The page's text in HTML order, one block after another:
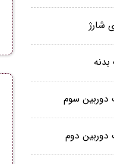
شارژ
سوم
دوم